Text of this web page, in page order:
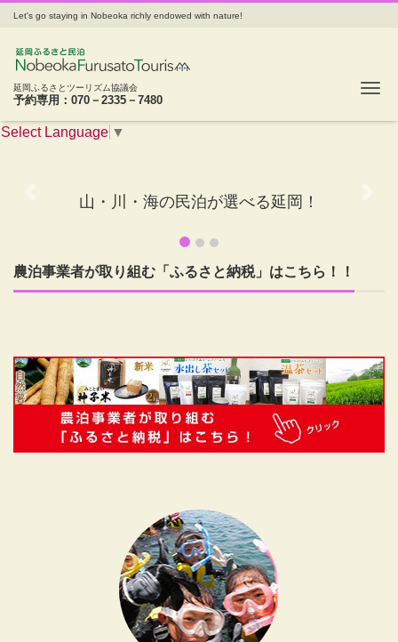
Let's go staying in Nobeoka richly endowed with nature!
延岡ふるさとツーリズム協議会
予約専用：070－2335－7480
Select Language ▼
山・川・海の３拍子揃ったアウトドア天国
Previous
農泊事業者が取り組む「ふるさと納税」はこちら！！